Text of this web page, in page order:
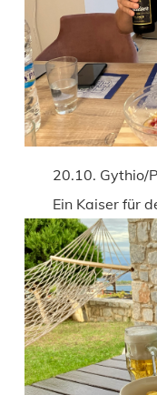
20.10. Gythio/
Ein Kaiser für